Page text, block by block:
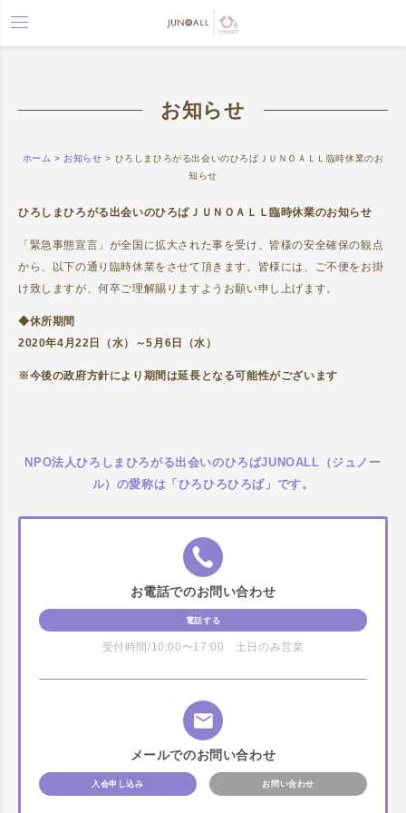
toggle
navigation
お知らせ
ホーム > お知らせ > ひろしまひろがる出会いのひろばＪＵＮＯＡＬＬ臨時休業のお
知らせ
ひろしまひろがる出会いのひろばＪＵＮＯＡＬＬ臨時休業のお知らせ
「緊急事態宣言」が全国に拡大された事を受け、皆様の安全確保の観点
から、以下の通り臨時休業をさせて頂きます。皆様には、ご不便をお掛
け致しますが、何卒ご理解賜りますようお願い申し上げます。
◆休所期間
2020年4 月22 日（水）～5 月 6日（水）
※今後の政府方針により期間は延長となる可能性がございます
NPO法人ひろしまひろがる出会いのひろばJUNOALL（ジュノー
ル）の愛称は「ひろひろひろば」です。
お電話でのお問い合わせ
電話する
受付時間/10:00〜17:00 土日のみ営業
メールでのお問い合わせ
入会申し込み お問い合わせ